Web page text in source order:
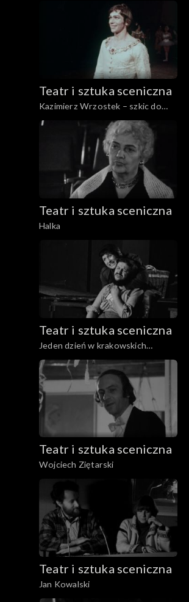
Teatr i sztuka sceniczna
Kazimierz Wrzostek – szkic do
portretu
Teatr i sztuka sceniczna
Halka
Teatr i sztuka sceniczna
Jeden dzień w krakowskich
teatrach
Teatr i sztuka sceniczna
Wojciech Ziętarski
Teatr i sztuka sceniczna
Jan Kowalski